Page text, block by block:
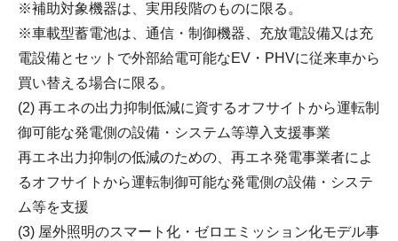
※補助対象機器は、実用段階のものに限る。
※車載型蓄電池は、通信・制御機器、充放電設備又は充
電設備とセットで外部給電可能なEV・PHVに従来車から
買い替える場合に限る。
(2) 再エネの出力抑制低減に資するオフサイトから運転制
御可能な発電側の設備・システム等導入支援事業
再エネ出力抑制の低減のための、再エネ発電事業者によ
るオフサイトから運転制御可能な発電側の設備・システ
ム等を支援
(3) 屋外照明のスマート化・ゼロエミッション化モデル事